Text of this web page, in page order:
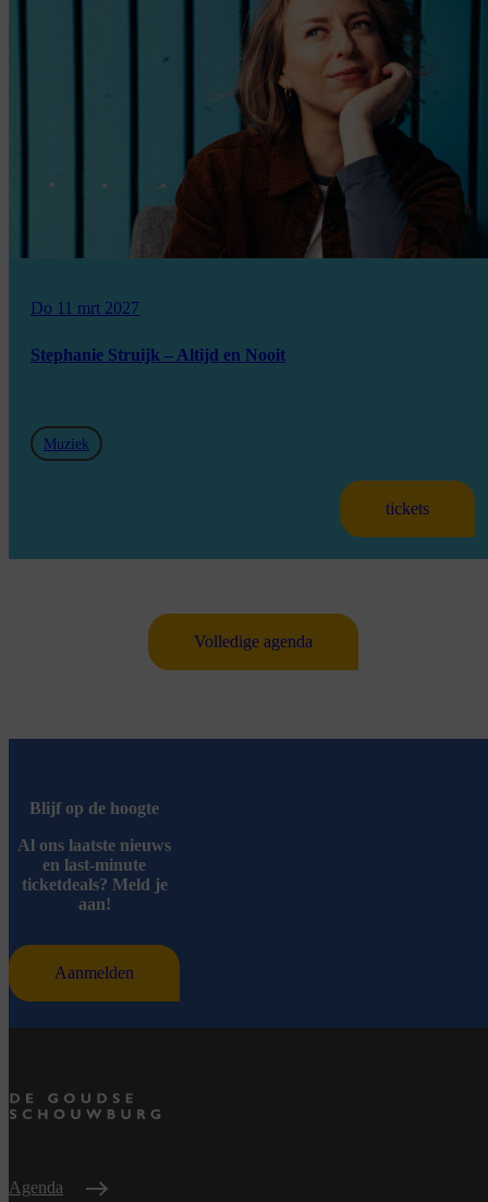
Do 11 mrt 2027
Stephanie Struijk – Altijd en Nooit
Muziek
tickets
Volledige agenda
Blijf op de hoogte
Al ons laatste nieuws
en last-minute
ticketdeals? Meld je
aan!
Aanmelden
Agenda